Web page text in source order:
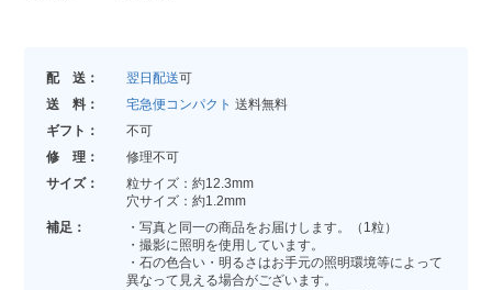
配 送： 翌日配送可
送 料：
宅急便コンパクト 送料無料
ギフト：
不可
修 理：
修理不可
サイズ：
粒サイズ：約12.3mm
穴サイズ：約1.2mm
補足：
・写真と同一の商品をお届けします。（1粒）
・撮影に照明を使用しています。
・石の色合い・明るさはお手元の照明環境等によって
異なって見える場合がございます。